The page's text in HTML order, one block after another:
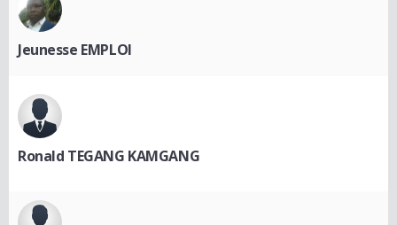
Jeunesse EMPLOI
Ronald TEGANG KAMGANG